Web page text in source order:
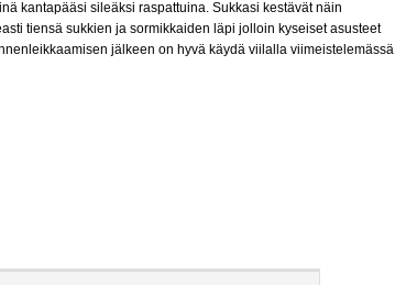
kantapääsi sileäksi raspattuina. Sukkasi kestävät näin
tiensä sukkien ja sormikkaiden läpi jolloin kyseiset asusteet
jälkeen on hyvä käydä viilalla viimeistelemässä